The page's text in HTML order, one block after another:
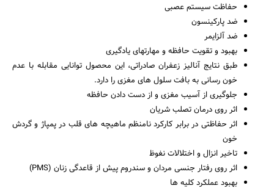
حفاظت سیستم عصبی
ضد پارکینسون
ضد آلزایمر
بهبود و تقویت حافظه و مهارتهای یادگیری
طبق نتایج آنالیز زعفران صادراتی، این محصول توانایی مقابله با عدم
خون رسانی به بافت سلول های مغزی را دارد.
جلوگیری از آسیب مغزی و از دست دادن حافظه
اثر روی درمان تصلب شریان
اثر حفاظتی در برابر کارکرد نامنظم ماهیچه های قلب در پمپاژ و گردش
خون
تاخیر انزال و اختلالات نغوظ
اثر روی رفتار جنسی مردان و سندروم پیش از قاعدگی زنان (PMS)
بهبود عملکرد کلیه ها